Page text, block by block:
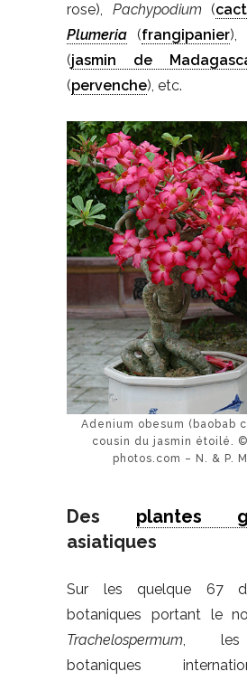
rose), Pachypodium(
Plumeria (frangipanier
(jasmin de
(pervenche), etc.
Adenium obesum (baobab
cousin du jasmin étoilé.
photos.com – N. & P.
Des plantes
asiatiques
Sur les quelque 67
botaniques portant le
Trachelospermum, les
botaniques